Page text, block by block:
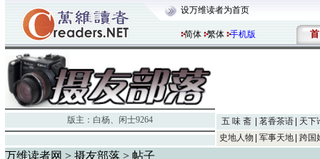
设万维读者为首页
简体 繁体 手机版 首
版主： 白杨、 闲士9264 五 味 斋 茗香茶语
天下
史地人物
军事天地 跨国
万维读者网 > 摄友部落 > 帖子